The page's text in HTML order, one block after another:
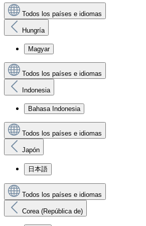
Todos los países e idiomas
Hungría
Magyar
Todos los países e idiomas
Indonesia
Bahasa Indonesia
Todos los países e idiomas
Japón
日本語
Todos los países e idiomas
Corea (República de)